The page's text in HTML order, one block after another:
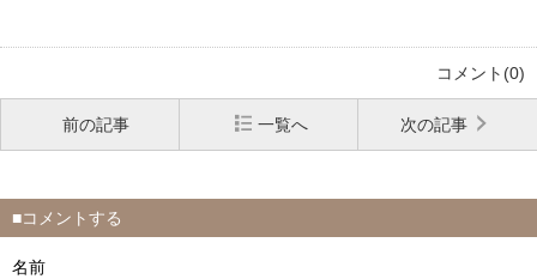
コメント(0)
前の記事 一覧へ 次の記事
■コメントする
名前